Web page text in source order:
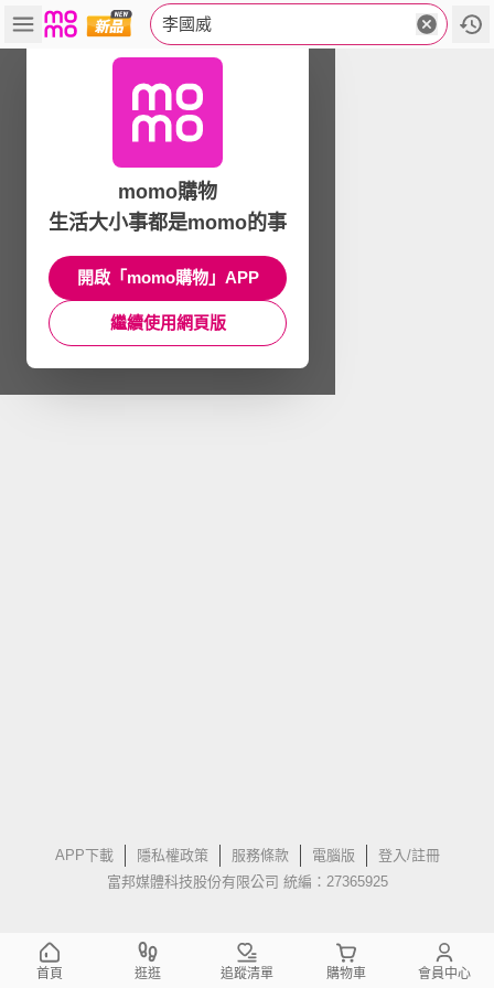
李國威
APP下載 隱私權政策 服務條款 電腦版
登入/註冊
富邦媒體科技股份有限公司 統編：27365925
momo購物
生活大小事都是momo的事
開啟「momo購物」APP
繼續使用網頁版
首頁 逛逛 追蹤清單 購物車 會員中心